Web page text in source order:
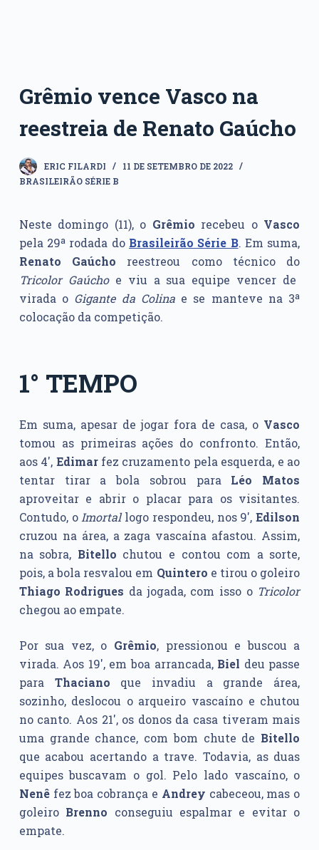
Grêmio vence Vasco na
reestreia de Renato Gaúcho
ERIC FILARDI
11 DE SETEMBRO DE 2022
BRASILEIRÃO SÉRIE B
Neste domingo (11), o Grêmio recebeu o Vasco
pela 29ª rodada do Brasileirão Série B. Em suma,
Renato Gaúcho reestreou como técnico do
Tricolor Gaúchoe viu a sua equipe vencer de
virada o Gigante da Colinae se manteve na 3ª
colocação da competição.
1° TEMPO
Em suma, apesar de jogar fora de casa, o Vasco
tomou as primeiras ações do confronto. Então,
aos 4′, Edimarfez cruzamento pela esquerda, e ao
tentar tirar a bola sobrou para Léo Matos
aproveitar e abrir o placar para os visitantes.
Contudo, oImortallogo respondeu, nos 9′,Edilson
cruzou na área, a zaga vascaína afastou. Assim,
na sobra, Bitello chutou e contou com a sorte,
pois, a bola resvalou em Quintero e tirou o goleiro
Thiago Rodrigues da jogada, com isso o Tricolor
chegou ao empate.
Por sua vez, o Grêmio, pressionou e buscou a
virada. Aos 19′, em boa arrancada, Biel deu passe
para Thaciano que invadiu a grande área,
sozinho, deslocou o arqueiro vascaíno e chutou
no canto. Aos 21′, os donos da casa tiveram mais
uma grande chance, com bom chute de Bitello
que acabou acertando a trave. Todavia, as duas
equipes buscavam o gol. Pelo lado vascaíno, o
Nenêfez boa cobrança e Andrey cabeceou, mas o
goleiro Brenno conseguiu espalmar e evitar o
empate.